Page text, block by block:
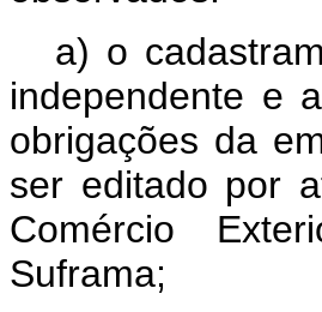
a) o
independente e
obrigações da
ser editado por
Comércio
Suframa;